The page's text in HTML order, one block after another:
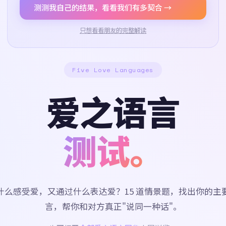
测测我自己的结果，看看我们有多契合 →
只想看看朋友的完整解读
Five Love Languages
爱之语言
测试。
么感受爱，又通过什么表达爱？15 道情景题，找出你的主
言，帮你和对方真正"说同一种话"。